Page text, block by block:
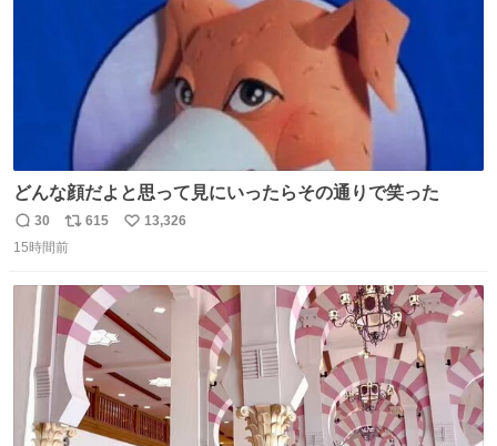
どんな顔だよと思って見にいったらその通りで笑った
返
信
30
リ
ポ
ト
数
615
い
13,326
15時間前